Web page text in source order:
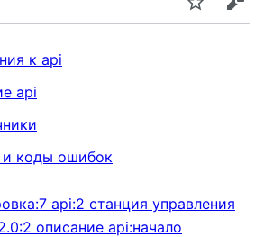
Следить
к api
api
коды ошибок
api:2 станция управления
описание api:начало